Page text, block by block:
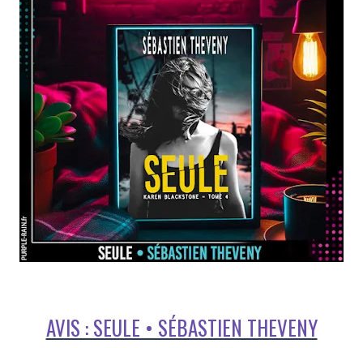
AVIS : SEULE • SÉBASTIEN THEVENY